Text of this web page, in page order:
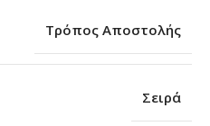
Τρόπος Αποστολής
Σειρά